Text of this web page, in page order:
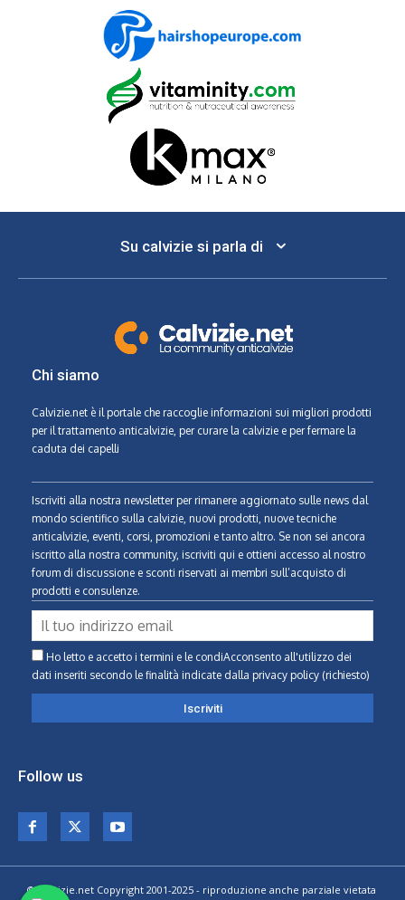
Su calvizie si parla di
Chi siamo
Calvizie.net è il portale che raccoglie informazioni sui migliori prodotti
per il trattamento anticalvizie, per curare la calvizie e per fermare la
caduta dei capelli
Iscriviti alla nostra newsletter per rimanere aggiornato sulle news dal
mondo scientifico sulla calvizie, nuovi prodotti, nuove tecniche
anticalvizie, eventi, corsi, promozioni e tanto altro. Se non sei ancora
iscritto alla nostra community, iscriviti qui e ottieni accesso al nostro
forum di discussione e sconti riservati ai membri sull’acquisto di
prodotti e consulenze.
Ho letto e accetto i termini e le condiAcconsento all'utilizzo dei
dati inseriti secondo le finalità indicate dalla privacy policy (richiesto)
Follow us
© Calvizie.net Copyright 2001-2025 - riproduzione anche parziale vietata